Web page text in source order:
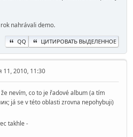
nahrávali demo.
QQ ЦИТИРОВАТЬ ВЫДЕЛЕННОЕ
11, 2010, 11:30
nevím, co to je řadové album (a tím
já se v této oblasti zrovna nepohybuji)
takhle -